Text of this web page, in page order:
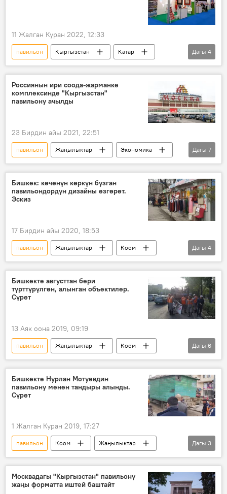
11 Жалган Куран 2022, 12:33
павильон Кыргызстан
Катар
Маданият
соода
бизнес
Дагы 4
Россиянын ири соода-жарманке
комплексинде "Кыргызстан"
павильону ачылды
23 Бирдин айы 2021, 22:51
павильон Жаңылыктар
Экономика
Кыргызстан
Россия
Дүйнөдө
Москва
комплекс
жарманке
соода
Дагы 7
Бишкек: көчөнүн көркүн бузган
павильондордун дизайны өзгөрөт.
Эскиз
17 Бирдин айы 2020, 18:53
павильон Жаңылыктар
Коом
Кыргызстан
Бишкекбашкыархитектура
Дагы 4
Бишкекте августтан бери
түрттүрүлгөн, алынган объектилер.
Сүрөт
13 Аяк оона 2019, 09:19
павильон Жаңылыктар
Коом
Кыргызстан
Бишкек мэриясы
дүкөн
турак үй
Дагы 6
Бишкекте Нурлан Мотуевдин
павильону менен тандыры алынды.
Сүрөт
1 Жалган Куран 2019, 17:27
павильон Коом
Жаңылыктар
Кыргызстан
Бишкек
Бишкек мэриясы
Дагы 3
Москвадагы "Кыргызстан" павильону
жаңы форматта иштей баштайт